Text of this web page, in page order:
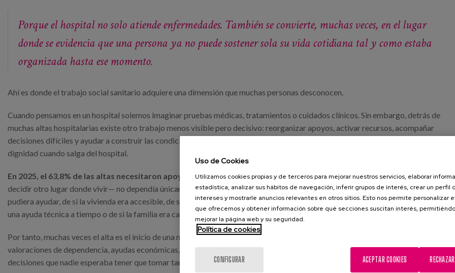
Porque el hospital no solo atiende enfermedades. También se convierte, muchas veces, en el lugar
donde se evidencia que una persona ya no puede sostener sola su vida cotidiana tal y como estaba
organizada hasta ese momento.
Ahí es donde el trabajo social sanitario adquiere una dimensión que muchas personas desconocen.
Cuando pensamos en un hospital solemos imaginar pruebas médicas, tratamientos o cuidados clínicos. Sin embargo, detrás de
muchas altas hospitalarias existe otro trabajo menos visible pero decisivo: reorganizar apoyos, activar recursos, acompañar
decisiones difíciles y ayudar a construir las condiciones necesarias para que la persona pueda seguir viviendo con seguridad y
dignidad cuando salga del hospital.
En 2025, el 63,8% de las altas necesitaron apoyo social.Eso significa que, para cientos de personas, volver a casa —o
decidir otro lugar donde vivir— no dependía únicamente de la evolución médica. Dependía también de si existía alguien que
pudiera ayudar, de si la vivienda era accesible, de si había capacidad económica para contratar apoyos, de si podía tramitarse
una ayuda técnica a tiempo o de si la familia era capaz de reorganizarse.
Por tanto, muchas veces el alta es el inicio de una nueva etapa en la que aparecen camas articuladas, grúas, teleasistencia,
valoraciones de dependencia, ayudas económicas, reorganización familiar, búsqueda de centros, apoyo domiciliario o
decisiones que nadie esperaba tener que tomar tan rápido.
Uso de Cookies
Utilizamos cookies propias y de terceros para mejorar nuestros servicios, elaborar
estadística, analizar sus hábitos de navegación, inferir grupos de interés, crear un perfil
intereses y mostrarle anuncios relevantes en otros sitios. Esto nos permite personalizar
que ofrecemos y obtener información sobre qué secciones suscitan interés,
mejorar la página web y su seguridad.
Política de cookies
CONFIGURAR ACEPTAR COOKIES